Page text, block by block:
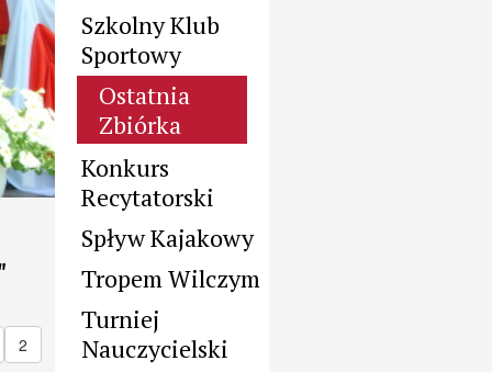
2
Szkolny Klub
Sportowy
Ostatnia
Zbiórka
Konkurs
Recytatorski
Spływ Kajakowy
Tropem Wilczym
Turniej
Nauczycielski